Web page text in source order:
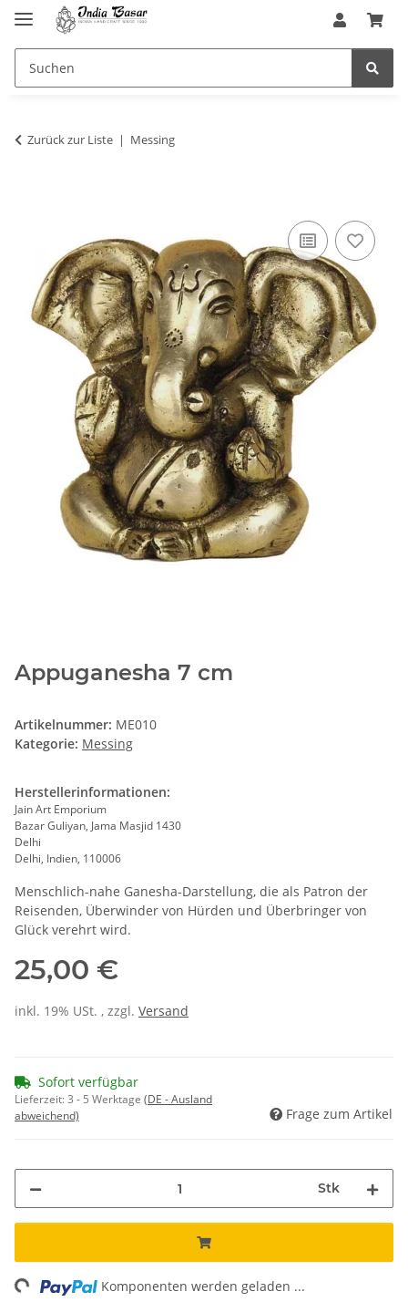
Zurück zur Liste Messing
Appuganesha 7 cm
Artikelnummer: ME010
Kategorie: Messing
Herstellerinformationen:
Jain Art Emporium
Bazar Guliyan, Jama Masjid 1430
Delhi
Delhi, Indien, 110006
Menschlich-nahe Ganesha-Darstellung, die als Patron der
Reisenden, Überwinder von Hürden und Überbringer von
Glück verehrt wird.
25,00 €
inkl. 19% USt. , zzgl. Versand
Sofort verfügbar
Lieferzeit:3 - 5 Werktage (DE - Ausland
abweichend)
Frage zum Artikel
Stk
Komponenten werden geladen ...